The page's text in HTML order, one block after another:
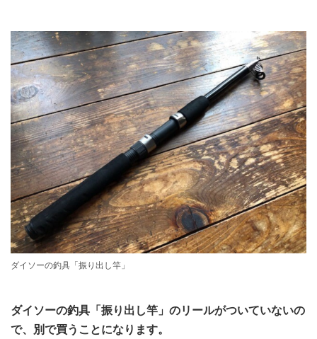
ダイソーの釣具「振り出し竿」
ダイソーの釣具「振り出し竿」のリールがついていないの
で、別で買うことになります。